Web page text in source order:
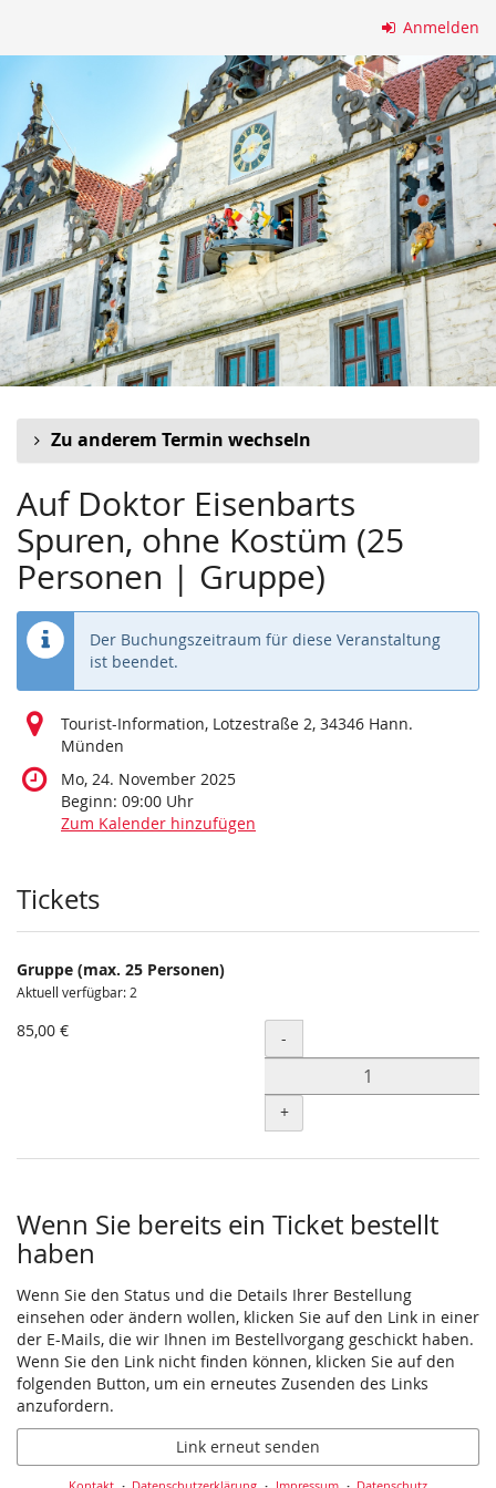
springen
Anmelden
Zu anderem Termin wechseln
Auf Doktor Eisenbarts
Spuren, ohne Kostüm (25
Personen | Gruppe)
Der Buchungszeitraum für diese Veranstaltung
ist beendet.
Tourist-Information, Lotzestraße 2, 34346 Hann.
Münden
Mo, 24. November 2025
Beginn: 09:00 Uhr
Zum Kalender hinzufügen
Produkte
Tickets
Gruppe (max. 25 Personen)
Aktuell verfügbar: 2
85,00 € Menge
-
+
Wenn Sie bereits ein Ticket bestellt
haben
Wenn Sie den Status und die Details Ihrer Bestellung
einsehen oder ändern wollen, klicken Sie auf den Link in einer
der E-Mails, die wir Ihnen im Bestellvorgang geschickt haben.
Wenn Sie den Link nicht finden können, klicken Sie auf den
folgenden Button, um ein erneutes Zusenden des Links
anzufordern.
Link erneut senden